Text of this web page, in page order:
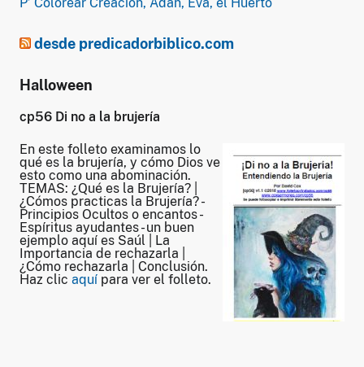
desde predicadorbiblico.com
Halloween
cp56 Di no a la brujería
En este folleto examinamos lo
qué es la brujería, y cómo Dios ve
esto como una abominación.
TEMAS: ¿Qué es la Brujería? |
¿Cómos practicas la Brujería? -
Principios Ocultos o encantos -
Espíritus ayudantes - un buen
ejemplo aquí es Saúl | La
Importancia de rechazarla |
¿Cómo rechazarla | Conclusión.
Haz clic aquí para ver el folleto.